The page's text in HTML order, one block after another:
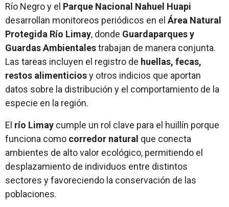
Río Negro y el Parque Nacional Nahuel Huapi
desarrollan monitoreos periódicos en el Área Natural
Protegida Río Limay, donde Guardaparques y
Guardas Ambientalestrabajan de manera conjunta.
Las tareas incluyen el registro de huellas, fecas,
restos alimenticiosy otros indicios que aportan
datos sobre la distribución y el comportamiento de la
especie en la región.
El río Limay cumple un rol clave para el huillín porque
funciona como corredor natural que conecta
ambientes de alto valor ecológico, permitiendo el
desplazamiento de individuos entre distintos
sectores y favoreciendo la conservación de las
poblaciones.